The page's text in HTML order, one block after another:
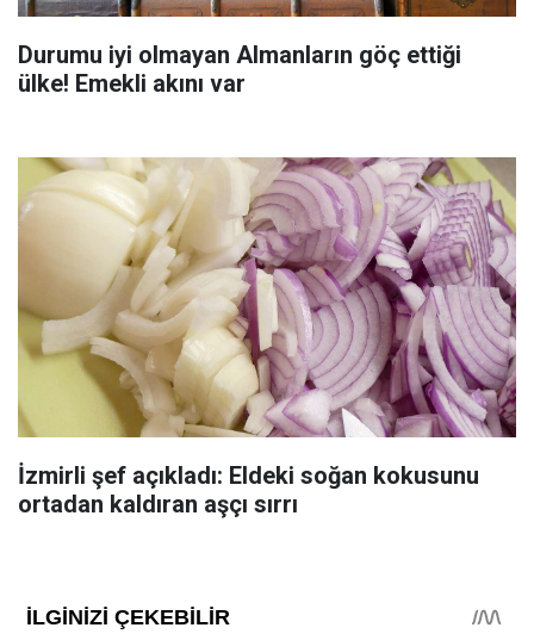
Durumu iyi olmayan Almanların göç ettiği
ülke! Emekli akını var
İzmirli şef açıkladı: Eldeki soğan kokusunu
ortadan kaldıran aşçı sırrı